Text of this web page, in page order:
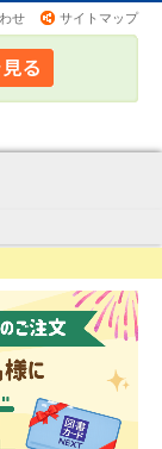
せ サイトマップ